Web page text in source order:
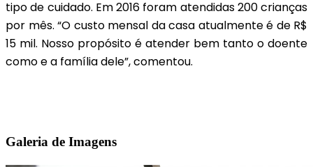
tipo de cuidado. Em 2016 foram atendidas 200 crianças
por mês. “O custo mensal da casa atualmente é de R$
15 mil. Nosso propósito é atender bem tanto o doente
como e a família dele”, comentou.
Galeria de Imagens